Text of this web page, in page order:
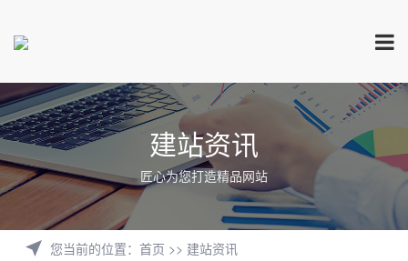
建站资讯
匠心为您打造精品网站
您当前的位置： 首页 >> 建站资讯